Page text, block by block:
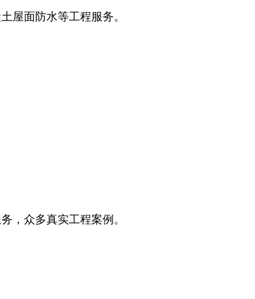
屋面防水等工程服务。
，众多真实工程案例。